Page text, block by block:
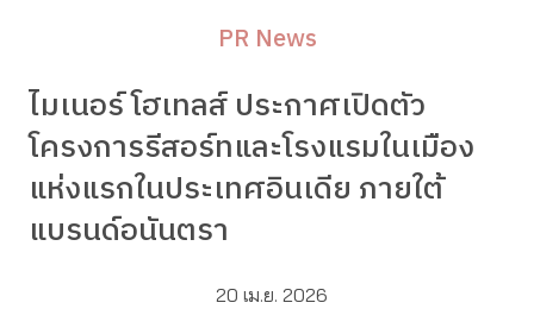
PR News
ไมเนอร์ โฮเทลส์ ประกาศเปิดตัว
โครงการรีสอร์ทและโรงแรมในเมือง
แห่งแรกในประเทศอินเดีย ภายใต้
แบรนด์อนันตรา
20 เม.ย. 2026